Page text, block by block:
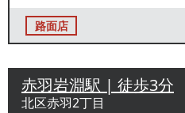
路面店
赤羽岩淵駅 | 徒歩3分
北区赤羽2丁目